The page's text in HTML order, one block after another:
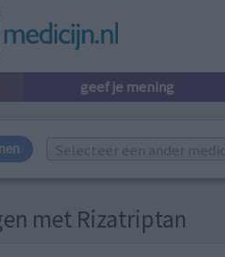
geef je mening
Selecteer een ander
met Rizatriptan